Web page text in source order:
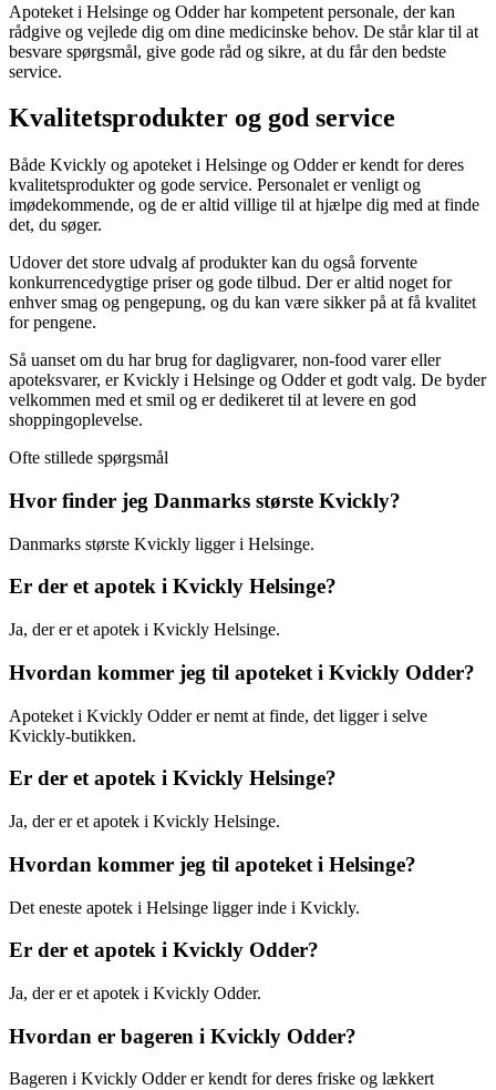
Apoteket i Helsinge og Odder har kompetent personale, der kan
rådgive og vejlede dig om dine medicinske behov. De står klar til at
besvare spørgsmål, give gode råd og sikre, at du får den bedste
service.
Kvalitetsprodukter og god service
Både Kvickly og apoteket i Helsinge og Odder er kendt for deres
kvalitetsprodukter og gode service. Personalet er venligt og
imødekommende, og de er altid villige til at hjælpe dig med at finde
det, du søger.
Udover det store udvalg af produkter kan du også forvente
konkurrencedygtige priser og gode tilbud. Der er altid noget for
enhver smag og pengepung, og du kan være sikker på at få kvalitet
for pengene.
Så uanset om du har brug for dagligvarer, non-food varer eller
apoteksvarer, er Kvickly i Helsinge og Odder et godt valg. De byder
velkommen med et smil og er dedikeret til at levere en god
shoppingoplevelse.
Ofte stillede spørgsmål
Hvor finder jeg Danmarks største Kvickly?
Danmarks største Kvickly ligger i Helsinge.
Er der et apotek i Kvickly Helsinge?
Ja, der er et apotek i Kvickly Helsinge.
Hvordan kommer jeg til apoteket i Kvickly Odder?
Apoteket i Kvickly Odder er nemt at finde, det ligger i selve
Kvickly-butikken.
Er der et apotek i Kvickly Helsinge?
Ja, der er et apotek i Kvickly Helsinge.
Hvordan kommer jeg til apoteket i Helsinge?
Det eneste apotek i Helsinge ligger inde i Kvickly.
Er der et apotek i Kvickly Odder?
Ja, der er et apotek i Kvickly Odder.
Hvordan er bageren i Kvickly Odder?
Bageren i Kvickly Odder er kendt for deres friske og lækkert